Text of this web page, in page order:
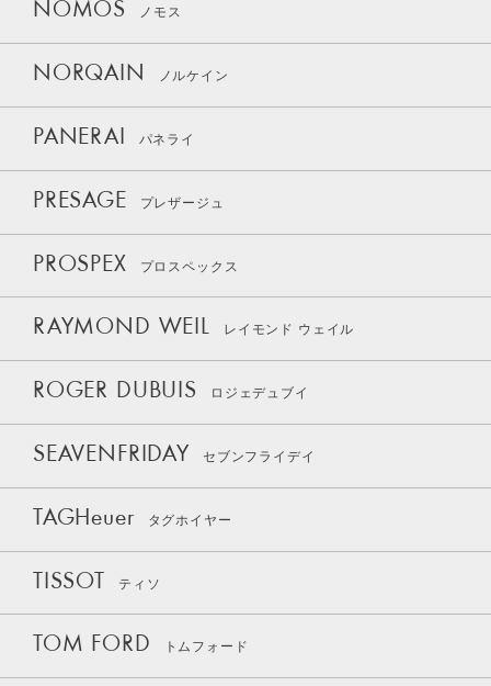
NOMOS ノモス
NORQAIN ノルケイン
PANERAI パネライ
PRESAGE プレザージュ
PROSPEX プロスペックス
RAYMOND WEIL レイモンド ウェイル
ROGER DUBUIS ロジェデュブイ
SEAVENFRIDAY セブンフライデイ
TAGHeuer タグホイヤー
TISSOT ティソ
TOM FORD トムフォード